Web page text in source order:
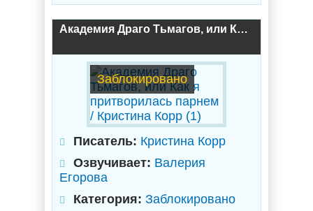
Академия Драго Тьмагов, или Как я притворилась парнем / Кристина Корр (1)
Заблокировано
Писатель: Кристина Корр
Озвучивает: Валерия
Егорова
Категория: Заблокировано